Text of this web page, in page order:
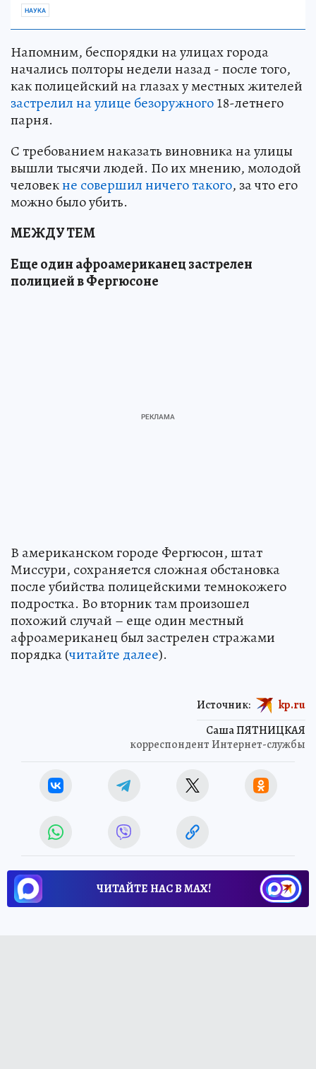
НАУКА
Напомним, беспорядки на улицах города
начались полторы недели назад - после того,
как полицейский на глазах у местных жителей
застрелил на улице безоружного18-летнего
парня.
С требованием наказать виновника на улицы
вышли тысячи людей. По их мнению, молодой
человекне совершил ничего такого, за что его
можно было убить.
МЕЖДУ ТЕМ
Еще один афроамериканец застрелен
полицией в Фергюсоне
В американском городе Фергюсон, штат
Миссури, сохраняется сложная обстановка
после убийства полицейскими темнокожего
подростка. Во вторник там произошел
похожий случай – еще один местный
афроамериканец был застрелен стражами
порядка (читайте далее).
Саша ПЯТНИЦКАЯ
корреспондент Интернет-службы
Источник: kp.ru
ЧИТАЙТЕ НАС В МАХ!